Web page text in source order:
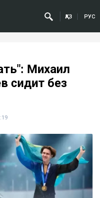
ҚАЗ РУС
Михаил
сидит без